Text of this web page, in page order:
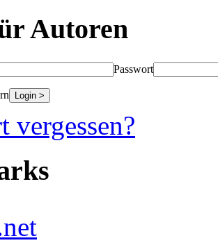
Autoren
Passwort
vergessen?